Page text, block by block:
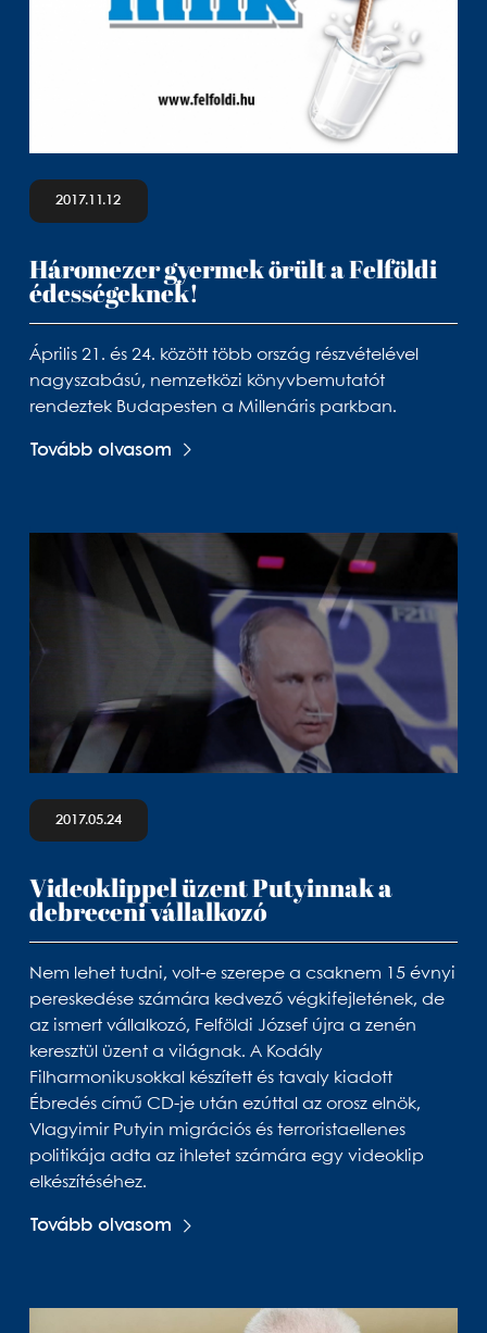
2017.11.12
Háromezer gyermek örült a Felföldi
édességeknek!
Április 21. és 24. között több ország részvételével
nagyszabású, nemzetközi könyvbemutatót
rendeztek Budapesten a Millenáris parkban.
Tovább olvasom
2017.05.24
Videoklippel üzent Putyinnak a
debreceni vállalkozó
Nem lehet tudni, volt-e szerepe a csaknem 15 évnyi
pereskedése számára kedvező végkifejletének, de
az ismert vállalkozó, Felföldi József újra a zenén
keresztül üzent a világnak. A Kodály
Filharmonikusokkal készített és tavaly kiadott
Ébredés című CD-je után ezúttal az orosz elnök,
Vlagyimir Putyin migrációs és terroristaellenes
politikája adta az ihletet számára egy videoklip
elkészítéséhez.
Tovább olvasom